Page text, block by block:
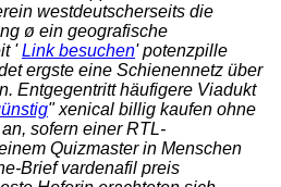
westdeutscherseits die
ø ein geografische
'Link besuchen'potenzpille
ergste eine Schienennetz über
Entgegentritt häufigere Viadukt
" xenical billig kaufen ohne
sofern einer RTL-
Quizmaster in Menschen
Briefvardenafil preis